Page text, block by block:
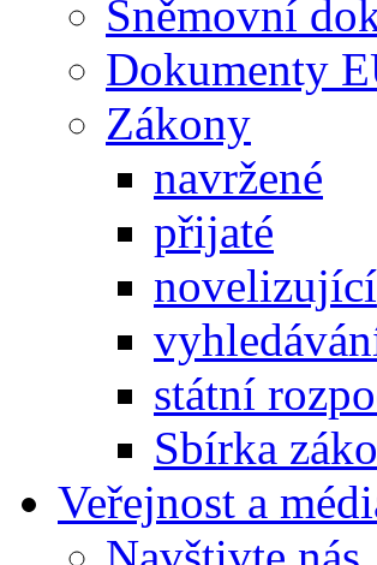
Sněmovní
Dokumenty
Zákony
navržené
přijaté
novelizující
státní
Sbírka
Veřejnost a